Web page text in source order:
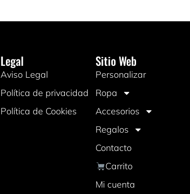
Legal
Aviso Legal
Política de privacidad
Política de Cookies
Sitio Web
Personalizar
Ropa
Accesorios
Regalos
Contacto
Carrito
Mi cuenta